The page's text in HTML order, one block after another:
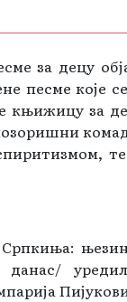
за децу
песме које
књижицу за
те
Српкиња: